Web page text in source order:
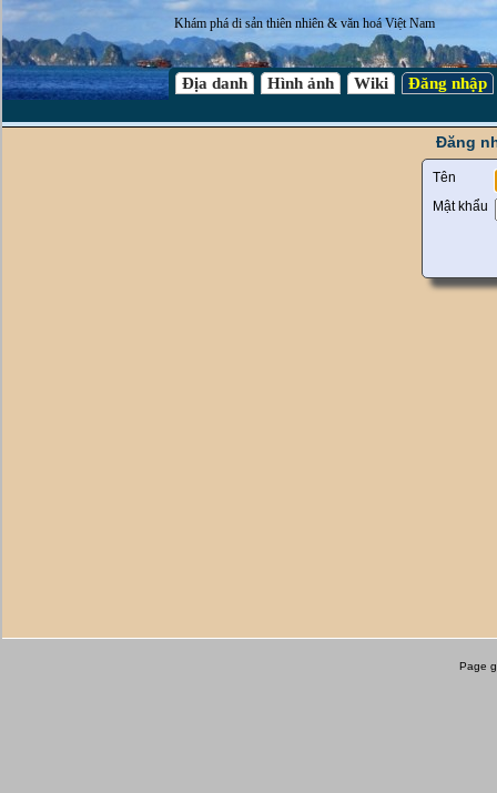
Khám phá di sản thiên nhiên & văn hoá Việt Nam
Địa danh Hình ảnh Wiki Đăng nhập
Đăng
Tên
Mật khẩu
Page